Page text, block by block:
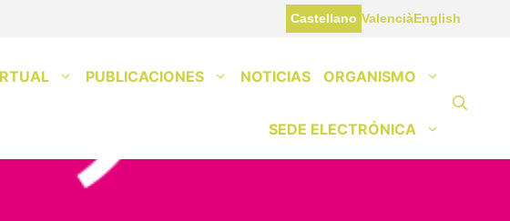
Castellano ValenciàEnglish
PUBLICACIONES NOTICIAS ORGANISMO
SEDE ELECTRÓNICA